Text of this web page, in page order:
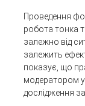
Проведення
робота тонка
залежно від
залежить
показує, що
модератором у
дослідження